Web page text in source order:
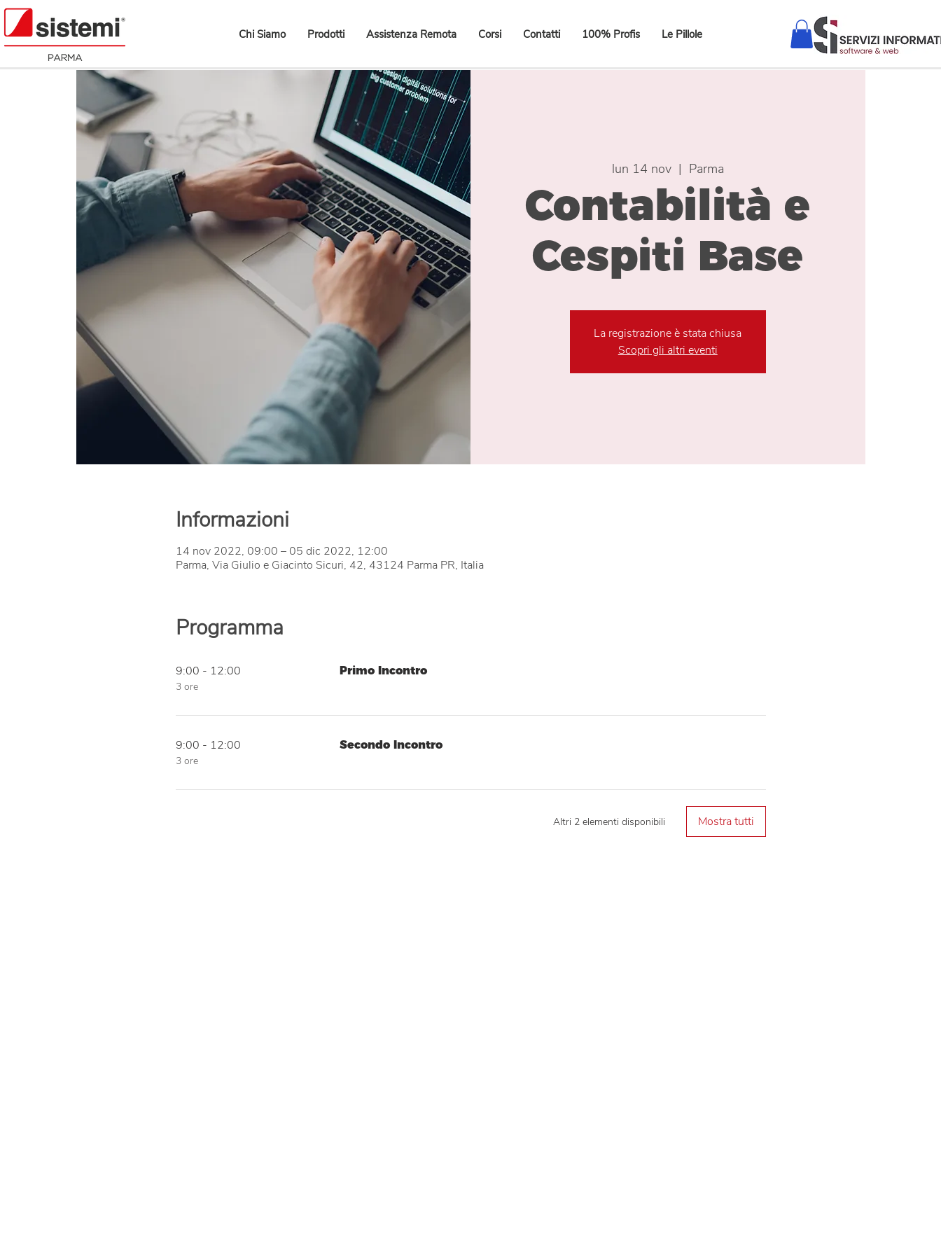
Chi Siamo Prodotti Assistenza Remota Corsi Contatti 100% Profis Le Pillole
lun 14 nov
  |
Parma
Contabilità e
Cespiti Base
La registrazione è stata chiusa
Scopri gli altri eventi
Informazioni
14 nov 2022, 09:00 – 05 dic 2022, 12:00
Parma, Via Giulio e Giacinto Sicuri, 42, 43124 Parma PR, Italia
Programma
9:00 - 12:00
3 ore
Primo Incontro
9:00 - 12:00
3 ore
Secondo Incontro
Altri 2 elementi disponibili Mostra tutti